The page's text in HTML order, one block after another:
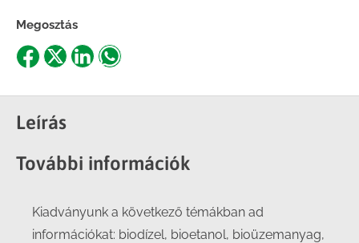
Megosztás
Share
Facebook
Share
X
ShareShare
Leírás
További információk
Kiadványunk a következő témákban ad
információkat: biodízel, bioetanol, bioüzemanyag,